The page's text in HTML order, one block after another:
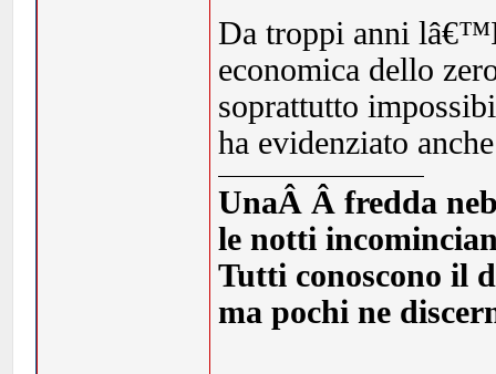
Da troppi anni
economica dello
soprattutto
ha evidenziato
UnaÂ Â fredda
le notti
Tutti conoscono il
ma pochi ne